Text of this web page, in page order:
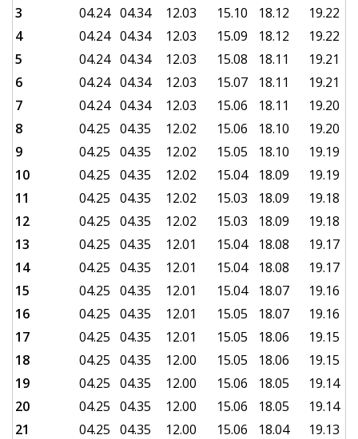
3
04.24 04.34 12.03 15.10 18.12
19.22
4
04.24 04.34 12.03 15.09 18.12
19.22
5
04.24 04.34 12.03 15.08 18.11
19.21
6
04.24 04.34 12.03 15.07 18.11
19.21
7
04.24 04.34 12.03 15.06 18.11
19.20
8
04.25 04.35 12.02 15.06 18.10
19.20
9
04.25 04.35 12.02 15.05 18.10
19.19
10
04.25 04.35 12.02 15.04 18.09
19.19
11
04.25 04.35 12.02 15.03 18.09
19.18
12
04.25 04.35 12.02 15.03 18.09
19.18
13
04.25 04.35 12.01 15.04 18.08
19.17
14
04.25 04.35 12.01 15.04 18.08
19.17
15
04.25 04.35 12.01 15.04 18.07
19.16
16
04.25 04.35 12.01 15.05 18.07
19.16
17
04.25 04.35 12.01 15.05 18.06
19.15
18
04.25 04.35 12.00 15.05 18.06
19.15
19
04.25 04.35 12.00 15.06 18.05
19.14
20
04.25 04.35 12.00 15.06 18.05
19.14
21
04.25 04.35 12.00 15.06 18.04 19.13